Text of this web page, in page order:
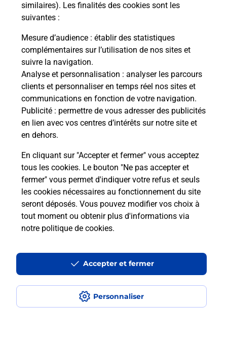
similaires). Les finalités des cookies sont les
suivantes :
Mesure d’audience : établir des statistiques
complémentaires sur l’utilisation de nos sites et
suivre la navigation.
Analyse et personnalisation : analyser les parcours
clients et personnaliser en temps réel nos sites et
communications en fonction de votre navigation.
Publicité : permettre de vous adresser des publicités
en lien avec vos centres d’intérêts sur notre site et
en dehors.
En cliquant sur "Accepter et fermer" vous acceptez
tous les cookies. Le bouton "Ne pas accepter et
fermer" vous permet d'indiquer votre refus et seuls
les cookies nécessaires au fonctionnement du site
seront déposés. Vous pouvez modifier vos choix à
tout moment ou obtenir plus d'informations via
notre politique de cookies.
Personnaliser
Accepter et fermer
En savoir plus Je réserve
Foire aux questions
Quel âge minimum faut-il pour
passer le permis bateau ?
Combien de temps est valable le
code bateau ?
Peut-on passer le permis bateau
avec le CPF ?
Localiser